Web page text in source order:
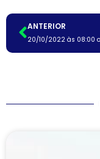
ANTERIOR